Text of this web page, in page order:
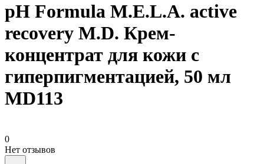
pH Formula M.E.L.A. active
recovery M.D. Крем-
концентрат для кожи с
гиперпигментацией, 50 мл
MD113
0
Нет отзывов